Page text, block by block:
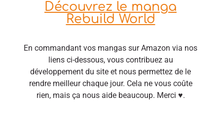
Découvrez le manga
Rebuild World
En commandant vos mangas sur Amazon via nos
liens ci-dessous, vous contribuez au
développement du site et nous permettez de le
rendre meilleur chaque jour. Cela ne vous coûte
rien, mais ça nous aide beaucoup. Merci ♥.